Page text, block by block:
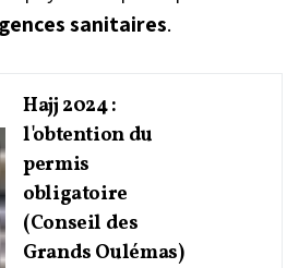
sanitaires.
Hajj 2024 :
l'obtention du
permis
obligatoire
(Conseil des
Grands Oulémas)